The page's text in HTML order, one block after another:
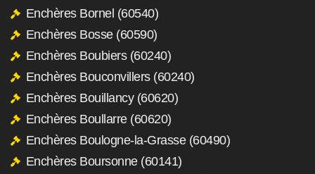
Enchères Bornel (60540)
Enchères Bosse (60590)
Enchères Boubiers (60240)
Enchères Bouconvillers (60240)
Enchères Bouillancy (60620)
Enchères Boullarre (60620)
Enchères Boulogne-la-Grasse (60490)
Enchères Boursonne (60141)